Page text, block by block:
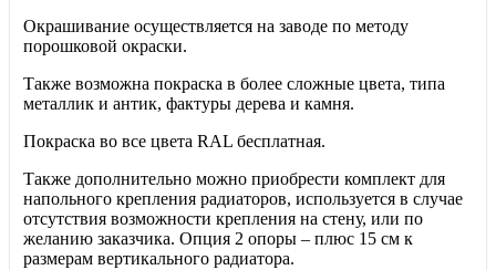
Окрашивание осуществляется на заводе по методу
порошковой окраски.
Также возможна покраска в более сложные цвета, типа
металлик и антик, фактуры дерева и камня.
Покраска во все цвета RAL бесплатная.
Также дополнительно можно приобрести комплект для
напольного крепления радиаторов, используется в случае
отсутствия возможности крепления на стену, или по
желанию заказчика. Опция 2 опоры – плюс 15 см к
размерам вертикального радиатора.